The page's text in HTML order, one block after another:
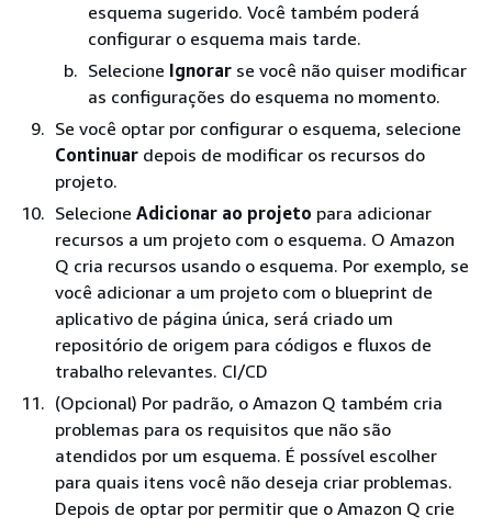
esquema sugerido. Você também poderá
configurar o esquema mais tarde.
Selecione Ignorar se você não quiser modificar
as configurações do esquema no momento.
Se você optar por configurar o esquema, selecione
Continuar depois de modificar os recursos do
projeto.
Selecione Adicionar ao projeto para adicionar
recursos a um projeto com o esquema. O Amazon
Q cria recursos usando o esquema. Por exemplo, se
você adicionar a um projeto com o blueprint de
aplicativo de página única, será criado um
repositório de origem para códigos e fluxos de
trabalho relevantes. CI/CD
(Opcional) Por padrão, o Amazon Q também cria
problemas para os requisitos que não são
atendidos por um esquema. É possível escolher
para quais itens você não deseja criar problemas.
Depois de optar por permitir que o Amazon Q crie